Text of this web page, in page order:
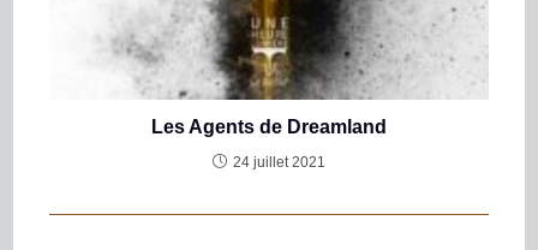
Les Agents de Dreamland
24 juillet 2021